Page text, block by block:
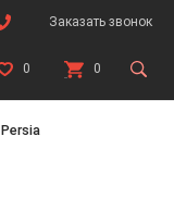
Заказать звонок
0 0
Persia